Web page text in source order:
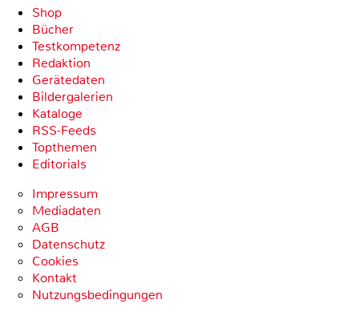
Shop
Bücher
Testkompetenz
Redaktion
Gerätedaten
Bildergalerien
Kataloge
RSS-Feeds
Topthemen
Editorials
Impressum
Mediadaten
AGB
Datenschutz
Cookies
Kontakt
Nutzungsbedingungen